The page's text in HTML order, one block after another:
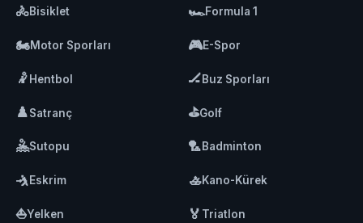
🚴Bisiklet 🏎️Formula 1
🏍️Motor Sporları 🎮E-Spor
🤾 Hentbol 🏒Buz Sporları
♟️Satranç ⛳Golf
🤽Sutopu 🏸Badminton
🤺Eskrim 🚣Kano-Kürek
⛵Yelken 🏅 Triatlon